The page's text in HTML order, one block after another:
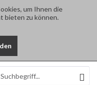
um Ihnen die
bieten zu können.